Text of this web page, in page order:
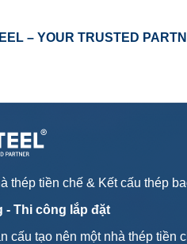
– YOUR TRUSTED
thép tiền chế & Kết cấu thép
- Thi công lắp đặt
cấu tạo nên một nhà thép tiền